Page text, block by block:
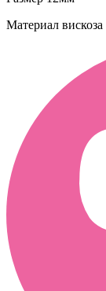
Материал вискоза